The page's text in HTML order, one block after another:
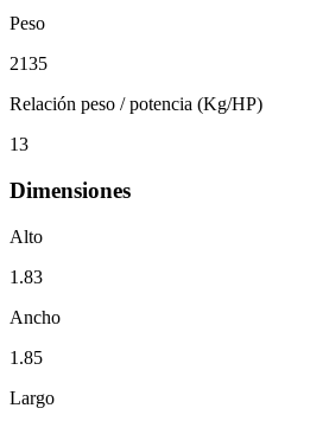
Peso
2135
Relación peso / potencia (Kg/HP)
13
Dimensiones
Alto
1.83
Ancho
1.85
Largo